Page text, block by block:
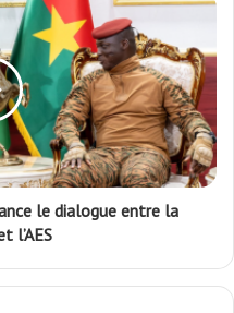
le dialogue entre la
l’AES